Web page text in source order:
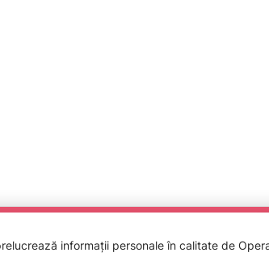
informații personale în calitate de